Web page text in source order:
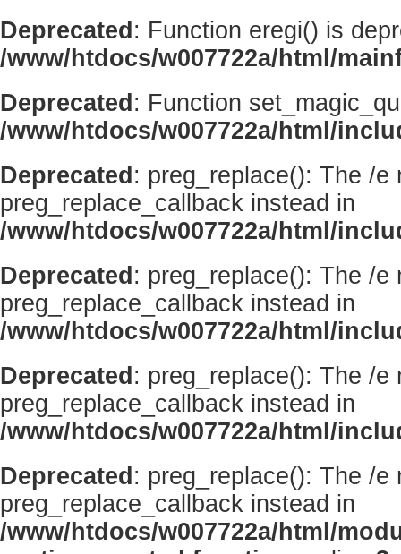
Deprecated : Function eregi() is
/www/htdocs/w007722a/html/
Deprecated : Function
/www/htdocs/w007722a/html/
Deprecated : preg_replace(): The /
preg_replace_callback instead in
/www/htdocs/w007722a/html/
Deprecated : preg_replace(): The /
preg_replace_callback instead in
/www/htdocs/w007722a/html/
Deprecated : preg_replace(): The /
preg_replace_callback instead in
/www/htdocs/w007722a/html/
Deprecated : preg_replace(): The /
preg_replace_callback instead in
/www/htdocs/w007722a/html/